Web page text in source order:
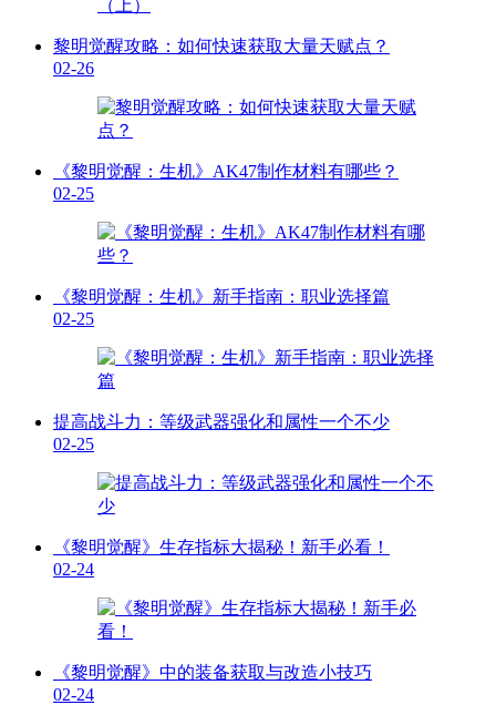
黎明觉醒攻略：如何快速获取大量天赋点？
02-26
《黎明觉醒：生机》AK47制作材料有哪些？
02-25
《黎明觉醒：生机》新手指南：职业选择篇
02-25
提高战斗力：等级武器强化和属性一个不少
02-25
《黎明觉醒》生存指标大揭秘！新手必看！
02-24
《黎明觉醒》中的装备获取与改造小技巧
02-24